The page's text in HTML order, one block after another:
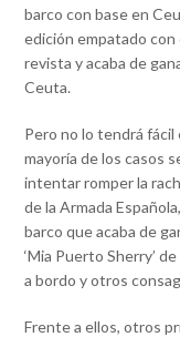
barco con base en
edición empatado con
revista y acaba de
Ceuta.
Pero no lo tendrá
mayoría de los casos
intentar romper la
de la Armada
barco que acaba de
‘Mia Puerto Sherry’
a bordo y otros
Frente a ellos, otros